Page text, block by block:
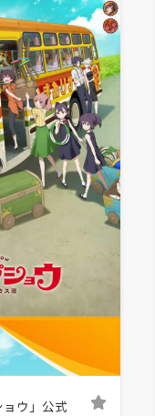
ウ」公式